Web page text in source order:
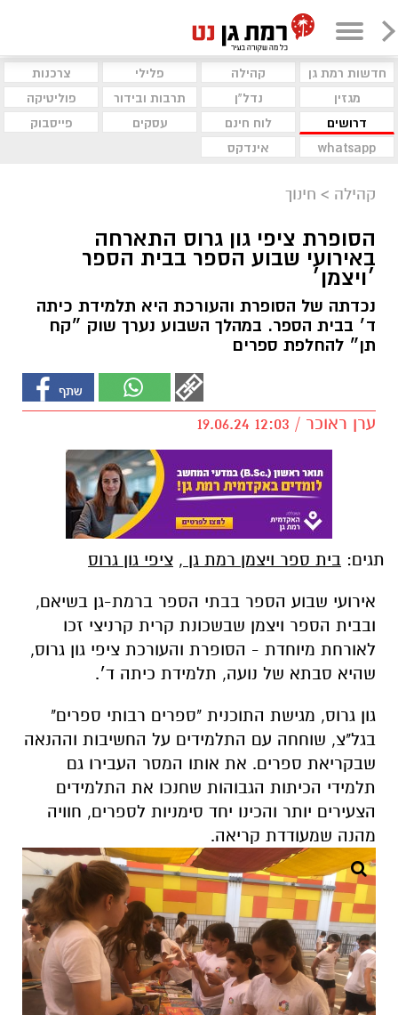
חדשות רמת גן קהילה פלילי
צרכנות
מגזין
נדל"ן תרבות ובידור
פוליטיקה
דרושים
לוח חינם עסקים
פייסבוק
whatsapp
אינדקס
קהילה > חינוך
הסופרת ציפי גון גרוס התארחה
באירועי שבוע הספר בבית הספר
׳ויצמן׳
נכדתה של הסופרת והעורכת היא תלמידת כיתה
ד׳ בבית הספר. במהלך השבוע נערך שוק ״קח
תן״ להחלפת ספרים
ערן ראוכר / 12:03 19.06.24
תגים: בית ספר ויצמן רמת גן , ציפי גון גרוס
אירועי שבוע הספר בבתי הספר ברמת-גן בשיאם,
ובבית הספר ויצמן שבשכונת קרית קרניצי זכו
לאורחת מיוחדת - הסופרת והעורכת ציפי גון גרוס,
שהיא סבתא של נועה, תלמידת כיתה ד׳.
גון גרוס, מגישת התוכנית "ספרים רבותי ספרים"
בגל"צ, שוחחה עם התלמידים על החשיבות וההנאה
שבקריאת ספרים. את אותו המסר העבירו גם
תלמידי הכיתות הגבוהות שחנכו את התלמידים
הצעירים יותר והכינו יחד סימניות לספרים, חוויה
מהנה שמעודדת קריאה.